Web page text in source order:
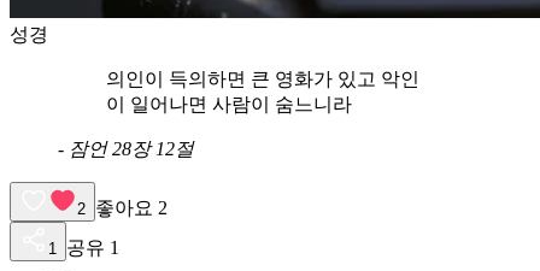
성경
의인이 득의하면 큰 영화가 있고 악인
이 일어나면 사람이 숨느니라
- 잠언 28장 12절
2 좋아요 2
1 공유 1